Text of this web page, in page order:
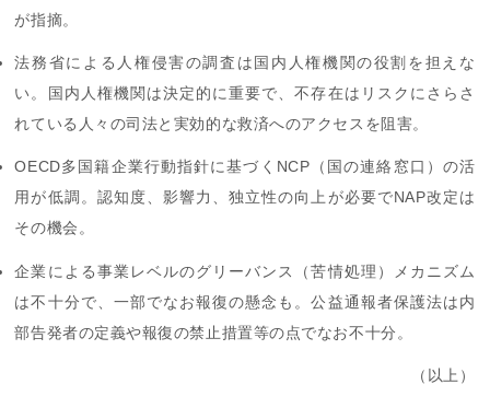
が指摘。
法務省による人権侵害の調査は国内人権機関の役割を担えな
い。国内人権機関は決定的に重要で、不存在はリスクにさらさ
れている人々の司法と実効的な救済へのアクセスを阻害。
OECD多国籍企業行動指針に基づくNCP（国の連絡窓口）の活
用が低調。認知度、影響力、独立性の向上が必要でNAP改定は
その機会。
企業による事業レベルのグリーバンス（苦情処理）メカニズム
は不十分で、一部でなお報復の懸念も。公益通報者保護法は内
部告発者の定義や報復の禁止措置等の点でなお不十分。
（以上）